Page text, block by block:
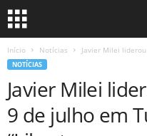
Início Notícias Javier Milei
NOTÍCIAS
Javier Milei
9 de julho em